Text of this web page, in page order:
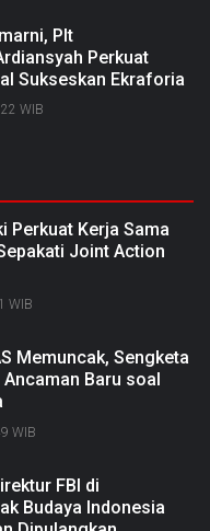
Plt
Perkuat
Sukseskan Ekraforia
sebagai
WIB
Perkuat Kerja Sama
Joint Action
WIB
Memuncak, Sengketa
Baru soal
WIB
FBI di
Budaya Indonesia